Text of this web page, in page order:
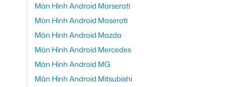
Màn Hình Android Marserati
Màn Hình Android Maserati
Màn Hình Android Mazda
Màn Hình Android Mercedes
Màn Hình Android MG
Màn Hình Android Mitsubishi